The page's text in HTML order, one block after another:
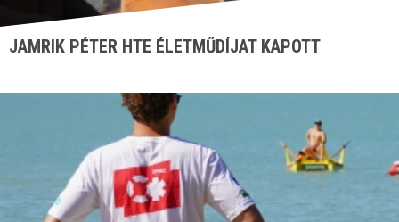
JAMRIK PÉTER HTE ÉLETMŰDÍJAT KAPOTT